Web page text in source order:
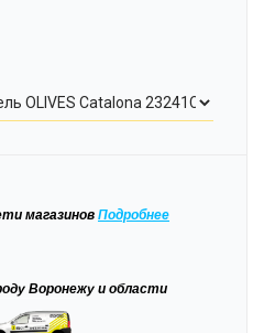
магазинов Подробнее
Воронежу и области